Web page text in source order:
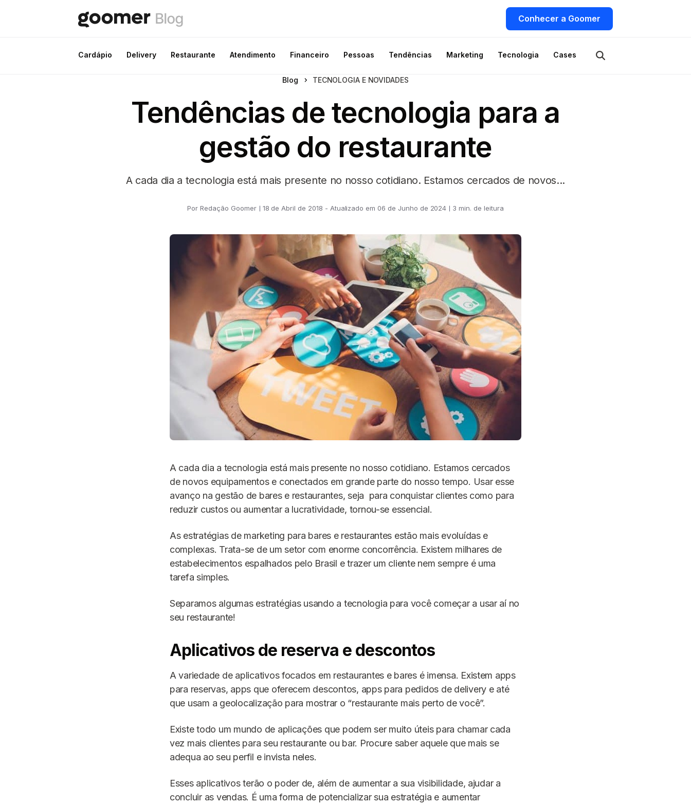
Conhecer a Goomer
Cardápio Delivery Restaurante Atendimento Financeiro Pessoas Tendências Marketing Tecnologia Cases
Blog TECNOLOGIA E NOVIDADES
Tendências de tecnologia para a
gestão do restaurante
A cada dia a tecnologia está mais presente no nosso cotidiano. Estamos cercados de novos...
Por Redação Goomer 18 de Abril de 2018 - Atualizado em 06 de Junho de 2024 3 min. de leitura
A cada dia a tecnologia está mais presente no nosso cotidiano. Estamos cercados
de novos equipamentos e conectados em grande parte do nosso tempo. Usar esse
avanço na gestão de bares e restaurantes, seja para conquistar clientes como para
reduzir custos ou aumentar a lucratividade, tornou-se essencial.
As estratégias de marketing para bares e restaurantes estão mais evoluídas e
complexas. Trata-se de um setor com enorme concorrência. Existem milhares de
estabelecimentos espalhados pelo Brasil e trazer um cliente nem sempre é uma
tarefa simples.
Separamos algumas estratégias usando a tecnologia para você começar a usar aí no
seu restaurante!
Aplicativos de reserva e descontos
A variedade de aplicativos focados em restaurantes e bares é imensa. Existem apps
para reservas, apps que oferecem descontos, apps para pedidos de delivery e até
que usam a geolocalização para mostrar o “restaurante mais perto de você”.
Existe todo um mundo de aplicações que podem ser muito úteis para chamar cada
vez mais clientes para seu restaurante ou bar. Procure saber aquele que mais se
adequa ao seu perfil e invista neles.
Esses aplicativos terão o poder de, além de aumentar a sua visibilidade, ajudar a
concluir as vendas. É uma forma de potencializar sua estratégia e aumentar